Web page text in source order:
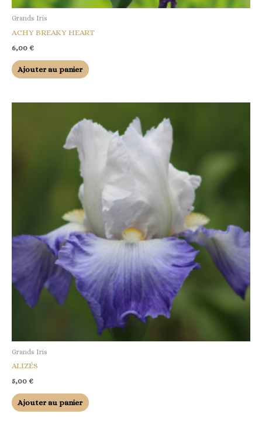
Grands Iris
ACHY BREAKY HEART
6,00 €
Ajouter au panier
Grands Iris
ALIZÉS
5,00 €
Ajouter au panier